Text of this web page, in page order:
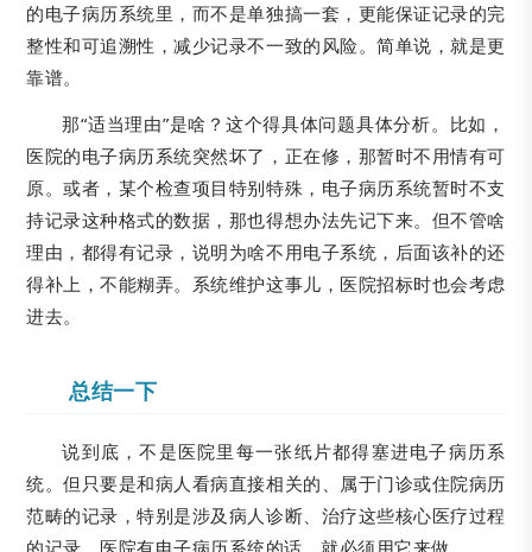
的电子病历系统里，而不是单独搞一套，更能保证记录的完
整性和可追溯性，减少记录不一致的风险。简单说，就是更
靠谱。
那“适当理由”是啥？这个得具体问题具体分析。比如，
医院的电子病历系统突然坏了，正在修，那暂时不用情有可
原。或者，某个检查项目特别特殊，电子病历系统暂时不支
持记录这种格式的数据，那也得想办法先记下来。但不管啥
理由，都得有记录，说明为啥不用电子系统，后面该补的还
得补上，不能糊弄。系统维护这事儿，医院招标时也会考虑
进去。
总结一下
说到底，不是医院里每一张纸片都得塞进电子病历系
统。但只要是和病人看病直接相关的、属于门诊或住院病历
范畴的记录，特别是涉及病人诊断、治疗这些核心医疗过程